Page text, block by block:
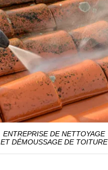
ENTREPRISE DE NETTOYAGE
ET DÉMOUSSAGE DE TOITURE